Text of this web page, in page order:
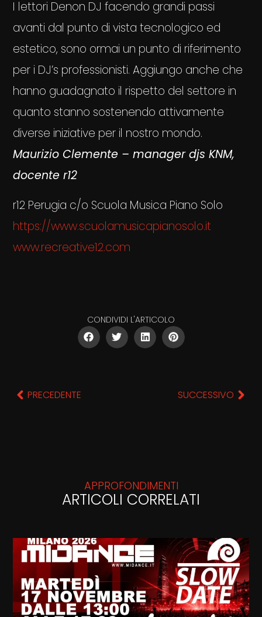
I lettori Denon DJ facendo grandi passi
avanti dal punto di vista tecnologico ed
estetico, sono ormai un punto di riferimento
per i DJ’s professionisti. Aggiungo anche che
hanno guadagnato il rispetto del settore in
quanto stanno sostenendo attivamente
diverse iniziative per il nostro mondo.
Maurizio Clemente – manager djs KNM,
docente r12
r12 Perugia c/o Scuola Musica Piano Solo
https://www.scuolamusicapianosolo.it
www.recreative12.com
CONDIVIDI L'ARTICOLO
PRECEDENTE SUCCESSIVO
APPROFONDIMENTI
ARTICOLI CORRELATI